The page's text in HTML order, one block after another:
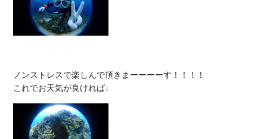
ノンストレスで楽しんで頂きまーーーーす！！！！